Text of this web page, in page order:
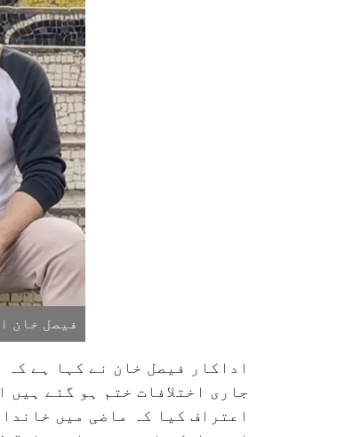
فیصل خان
اداکار فیصل خان نے کہا ہے
جاری اختلافات ختم ہو گئے
اعتراف کیا کہ ماضی میں